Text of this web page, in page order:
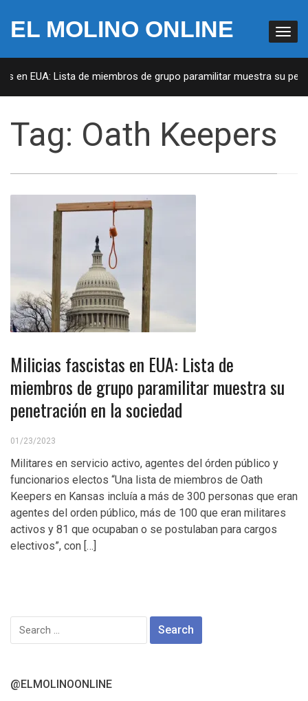
EL MOLINO ONLINE
en EUA: Lista de miembros de grupo paramilitar muestra su
Tag: Oath Keepers
Milicias fascistas en EUA: Lista de
miembros de grupo paramilitar muestra su
penetración en la sociedad
01/23/2023
Militares en servicio activo, agentes del órden público y
funcionarios electos “Una lista de miembros de Oath
Keepers en Kansas incluía a más de 300 personas que eran
agentes del orden público, más de 100 que eran militares
activos y 81 que ocupaban o se postulaban para cargos
electivos”, con […]
Search
for:
@ELMOLINOONLINE